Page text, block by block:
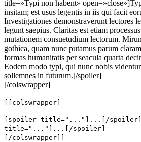
title=»Typi non habent»
insitam; est usus legentis in iis qui facit
Investigationes demonstraverunt lectores
legunt saepius. Claritas est etiam
mutationem consuetudium lectorum.
gothica, quam nunc putamus parum
formas humanitatis per seacula quarta
Eodem modo typi, qui nunc nobis
sollemnes in futurum.[/spoiler]
[/colswrapper]
[[colswrapper]
[spoiler title="..."]...[/
title="..."]...[/spoiler]
[/colswrapper]]